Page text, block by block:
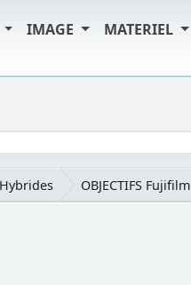
IMAGE MATERIEL
OBJECTIFS Fujifilm